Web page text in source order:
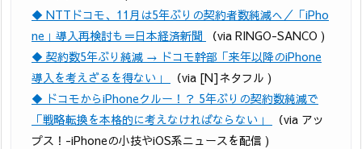
◆ NTTドコモ、11月は5年ぶりの契約者数純減へ／「iPho
ne」導入再検討も＝日本経済新聞
（via RINGO-SANCO )
◆ 契約数5年ぶり純減 → ドコモ幹部「来年以降のiPhone
導入を考えざるを得ない」
（via [N]ネタフル )
◆ ドコモからiPhoneクルー！？ 5年ぶりの契約数純減で
「戦略転換を本格的に考えなければならない」
（via アッ
プス！-iPhoneの小技やiOS系ニュースを配信 )